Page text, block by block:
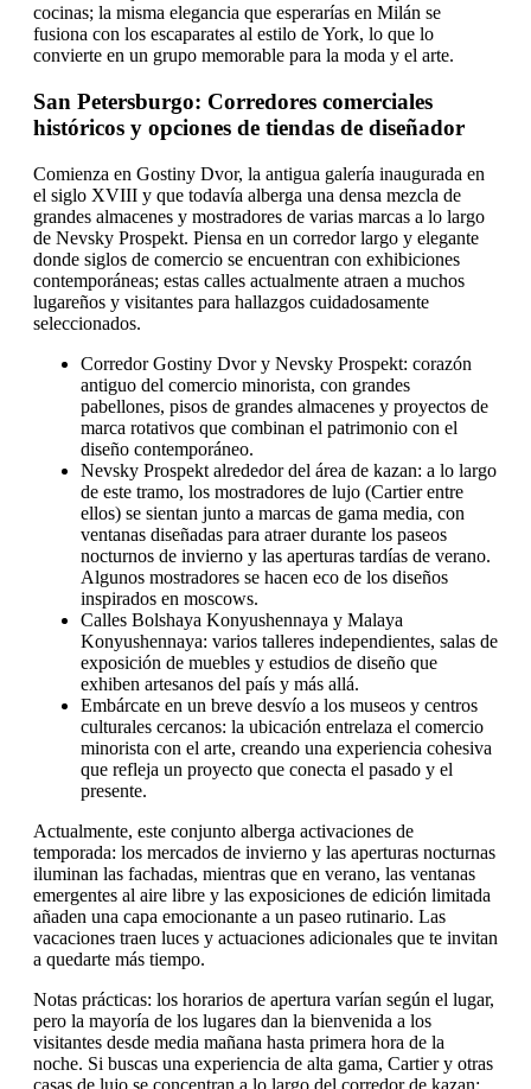
cocinas; la misma elegancia que esperarías en Milán se
fusiona con los escaparates al estilo de York, lo que lo
convierte en un grupo memorable para la moda y el arte.
San Petersburgo: Corredores comerciales
históricos y opciones de tiendas de diseñador
Comienza en Gostiny Dvor, la antigua galería inaugurada en
el siglo XVIII y que todavía alberga una densa mezcla de
grandes almacenes y mostradores de varias marcas a lo largo
de Nevsky Prospekt. Piensa en un corredor largo y elegante
donde siglos de comercio se encuentran con exhibiciones
contemporáneas; estas calles actualmente atraen a muchos
lugareños y visitantes para hallazgos cuidadosamente
seleccionados.
Corredor Gostiny Dvor y Nevsky Prospekt: corazón
antiguo del comercio minorista, con grandes
pabellones, pisos de grandes almacenes y proyectos de
marca rotativos que combinan el patrimonio con el
diseño contemporáneo.
Nevsky Prospekt alrededor del área de kazan: a lo largo
de este tramo, los mostradores de lujo (Cartier entre
ellos) se sientan junto a marcas de gama media, con
ventanas diseñadas para atraer durante los paseos
nocturnos de invierno y las aperturas tardías de verano.
Algunos mostradores se hacen eco de los diseños
inspirados en moscows.
Calles Bolshaya Konyushennaya y Malaya
Konyushennaya: varios talleres independientes, salas de
exposición de muebles y estudios de diseño que
exhiben artesanos del país y más allá.
Embárcate en un breve desvío a los museos y centros
culturales cercanos: la ubicación entrelaza el comercio
minorista con el arte, creando una experiencia cohesiva
que refleja un proyecto que conecta el pasado y el
presente.
Actualmente, este conjunto alberga activaciones de
temporada: los mercados de invierno y las aperturas nocturnas
iluminan las fachadas, mientras que en verano, las ventanas
emergentes al aire libre y las exposiciones de edición limitada
añaden una capa emocionante a un paseo rutinario. Las
vacaciones traen luces y actuaciones adicionales que te invitan
a quedarte más tiempo.
Notas prácticas: los horarios de apertura varían según el lugar,
pero la mayoría de los lugares dan la bienvenida a los
visitantes desde media mañana hasta primera hora de la
noche. Si buscas una experiencia de alta gama, Cartier y otras
casas de lujo se concentran a lo largo del corredor de kazan;